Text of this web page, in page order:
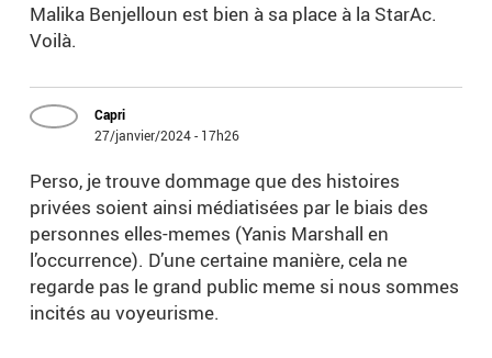
Malika Benjelloun est bien à sa place à la StarAc.
Voilà.
Capri
27/janvier/2024 - 17h26
Perso, je trouve dommage que des histoires
privées soient ainsi médiatisées par le biais des
personnes elles-memes (Yanis Marshall en
l’occurrence). D’une certaine manière, cela ne
regarde pas le grand public meme si nous sommes
incités au voyeurisme.